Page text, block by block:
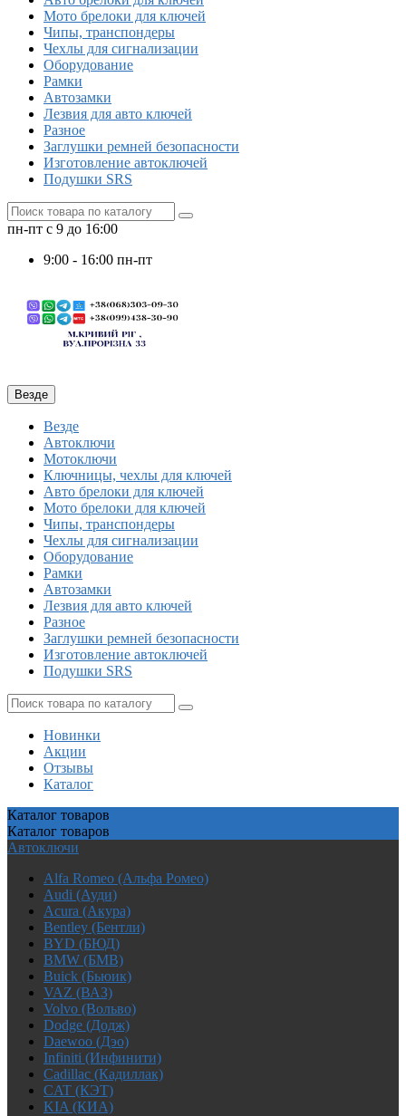
Мото брелоки для ключей
Чипы, транспондеры
Чехлы для сигнализации
Оборудование
Рамки
Автозамки
Лезвия для авто ключей
Разное
Заглушки ремней безопасности
Изготовление автоключей
Подушки SRS
пн-пт с 9 до 16:00
9:00 - 16:00 пн-пт
Везде
Везде
Автоключи
Мотоключи
Ключницы, чехлы для ключей
Авто брелоки для ключей
Мото брелоки для ключей
Чипы, транспондеры
Чехлы для сигнализации
Оборудование
Рамки
Автозамки
Лезвия для авто ключей
Разное
Заглушки ремней безопасности
Изготовление автоключей
Подушки SRS
Новинки
Акции
Отзывы
Каталог
Каталог товаров
Каталог товаров
Автоключи
Alfa Romeo (Альфа Ромео)
Audi (Ауди)
Acura (Акура)
Bentley (Бентли)
BYD (БЮД)
BMW (БМВ)
Buick (Бьюик)
VAZ (ВАЗ)
Volvo (Вольво)
Dodge (Додж)
Daewoo (Дэо)
Infiniti (Инфинити)
Cadillac (Кадиллак)
CAT (КЭТ)
KIA (КИА)